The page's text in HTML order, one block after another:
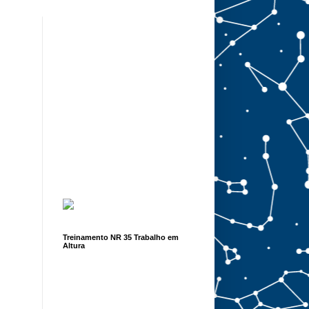
Treinamento NR 35 Trabalho em
Altura